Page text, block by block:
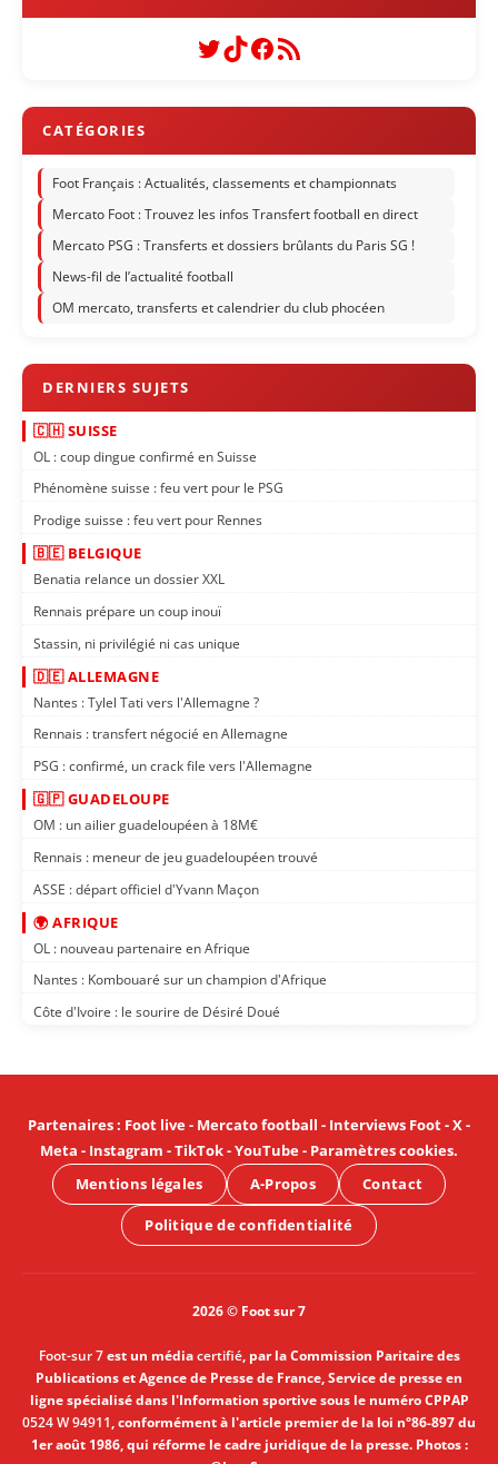
Twitter
TikTok
Facebook
Flux RSS
Foot Français : Actualités, classements et championnats
Mercato Foot : Trouvez les infos Transfert football en direct
Mercato PSG : Transferts et dossiers brûlants du Paris SG !
News-fil de l’actualité football
OM mercato, transferts et calendrier du club phocéen
🇨🇭 SUISSE
OL : coup dingue confirmé en Suisse
Phénomène suisse : feu vert pour le PSG
Prodige suisse : feu vert pour Rennes
🇧🇪 BELGIQUE
Benatia relance un dossier XXL
Rennais prépare un coup inouï
Stassin, ni privilégié ni cas unique
🇩🇪 ALLEMAGNE
Nantes : Tylel Tati vers l'Allemagne ?
Rennais : transfert négocié en Allemagne
PSG : confirmé, un crack file vers l'Allemagne
🇬🇵 GUADELOUPE
OM : un ailier guadeloupéen à 18M€
Rennais : meneur de jeu guadeloupéen trouvé
ASSE : départ officiel d'Yvann Maçon
🌍 AFRIQUE
OL : nouveau partenaire en Afrique
Nantes : Kombouaré sur un champion d'Afrique
Côte d'Ivoire : le sourire de Désiré Doué
Partenaires: Foot live- Mercato football - Interviews Foot-X-
Meta - Instagram -TikTok-YouTube- Paramètres cookies.
Mentions légales
A-Propos Contact
Politique de confidentialité
2026 © Foot sur 7
Foot-sur 7est un médiacertifié, par la Commission Paritaire des
Publications et Agence de Presse de France, Service de presse en
ligne spécialisé dans l'Information sportive sous le numéro CPPAP
0524 W 94911, conformément à l'article premier de la loi n°86-897 du
1er août 1986, qui réforme le cadre juridique de la presse. Photos :